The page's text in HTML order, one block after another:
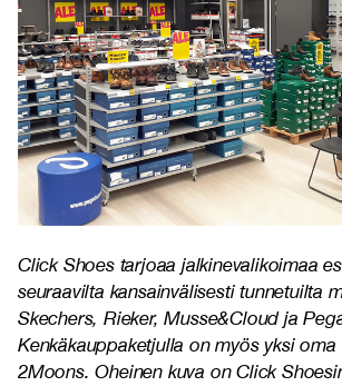
Click Shoes tarjoaa jalkinevalikoimaa
seuraavilta kansainvälisesti tunnetuilta
Skechers, Rieker, Musse&Cloud ja
Kenkäkauppaketjulla on myös yksi
2Moons. Oheinen kuva on Click